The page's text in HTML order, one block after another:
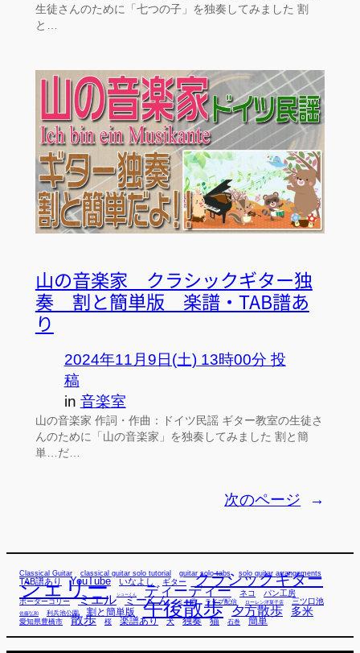
生徒さんのために「七つの子」を独奏してみました 割
と…
山の音楽家 クラシックギター独
奏 割と簡単版 楽譜・TAB譜あ
り
2024年11月9日(土) 13時00分 投
稿
in 音楽室
山の音楽家 作詞・作曲：ドイツ民謡 ギター教室の生徒さ
んのために「山の音楽家」を独奏してみました 割と簡
単…だ…
次のページ →
Classical Guitar classical guitar solo tutorial guitar solo tabs solo guitar arrangements
TAB譜あり YouTube いなよし ギター クラシックギター
シェリー シューくん ディーディー ネコ パン工房
ボーダーコリー ミエル ミーくん ミー君 ライブ配信 ローレン洋菓子店 三ツ口池
佐藤弘和 利兵池公園 割と簡単版 午後散歩 夕方散歩 多米
愛知県豊橋市 散歩 桜 楽譜あり 犬 独奏 猫 石巻 簡単